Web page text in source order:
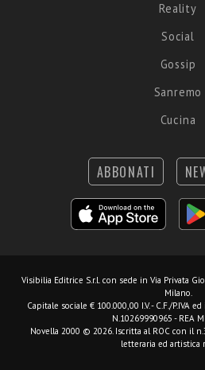
Reality
Social
Gossip
Sanremo
Cucina
ABBONATI
Visibilia Editrice S.r.l. con sede in Via Privata
Milano.
Capitale sociale € 100.000,00 I.V. - C.F./P.IVA
N.10269990965 - REA
Novella 2000 © 2026. Iscritta al ROC con il
letteraria ed artistica